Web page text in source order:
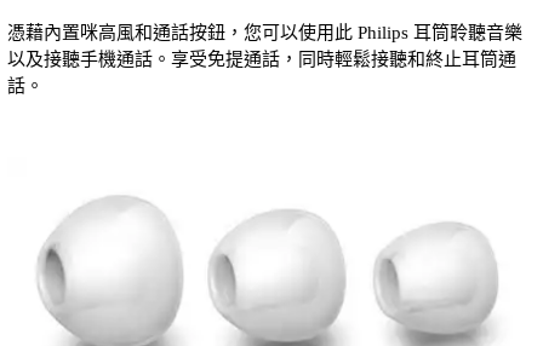
憑藉內置咪高風和通話按鈕，您可以使用此 Philips 耳筒聆聽音樂
以及接聽手機通話。享受免提通話，同時輕鬆接聽和終止耳筒通
話。